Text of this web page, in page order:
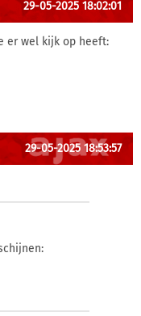
29-05-2025 18:02:01
er wel kijk op heeft:
29-05-2025 18:53:57